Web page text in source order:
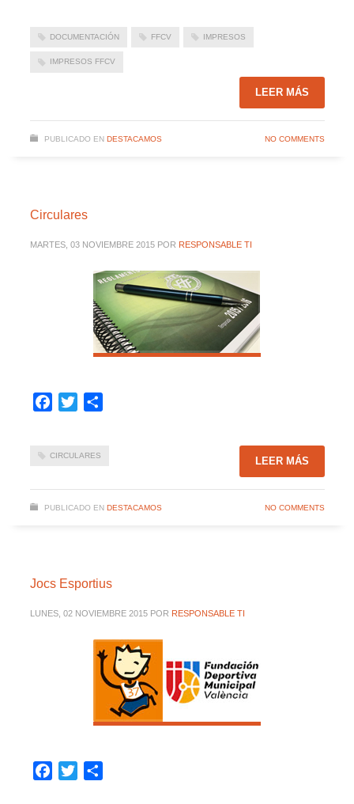
DOCUMENTACIÓN FFCV IMPRESOS
IMPRESOS FFCV
LEER MÁS
PUBLICADO EN DESTACAMOS NO COMMENTS
Circulares
MARTES, 03 NOVIEMBRE 2015 POR RESPONSABLE TI
Facebook
Twitter
CIRCULARES LEER MÁS
PUBLICADO EN DESTACAMOS NO COMMENTS
Jocs Esportius
LUNES, 02 NOVIEMBRE 2015 POR RESPONSABLE TI
Facebook
Twitter